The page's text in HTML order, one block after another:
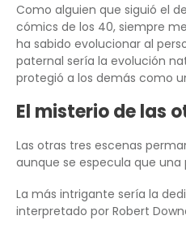
Como alguien que siguió el
cómics de los 40, siempre
ha sabido evolucionar al
paternal sería la evolución
protegió a los demás como
El misterio de las
Las otras tres escenas
aunque se especula que
La más intrigante sería la
interpretado por Robert